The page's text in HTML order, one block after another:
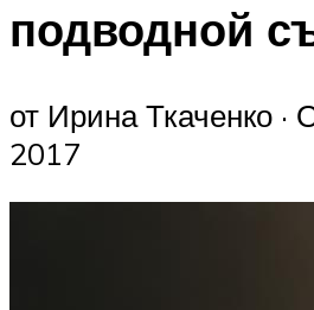
подводной
от Ирина Ткаченко ·
2017